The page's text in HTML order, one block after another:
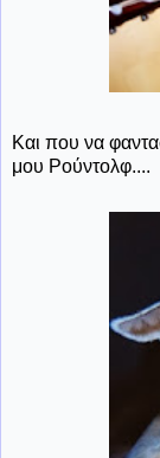
Και που να
μου Ρούντολφ....